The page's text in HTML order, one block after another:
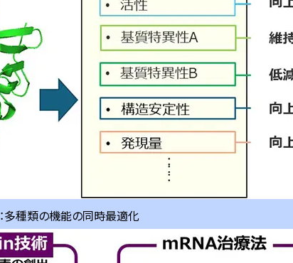
：多種類の機能の同時最適化